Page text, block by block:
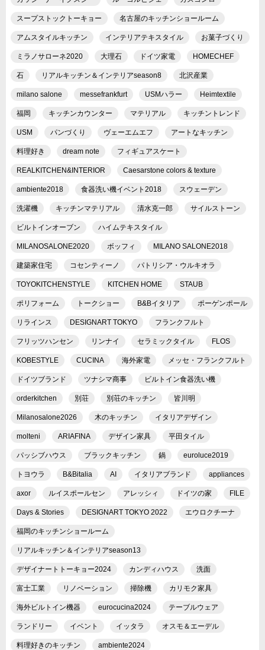
スープストックトーキョー 名古屋のキッチンショールーム
アムスタイルキッチン インテリアテキスタイル お菓子づくり
ミラノサローネ2020 大理石 ドイツ家電 HOMECHEF
石 リアルキッチン＆インテリアseason8 北沢産業
milano salone messefrankfurt USMハラー Heimtextile
福岡 キッチンカウンター マテリアル キッチントレンド
USM パンづくり ヴェーエムエフ アートなキッチン
料理好き dream note フィギュアスケート
REALKITCHEN&INTERIOR Caesarstone colors & texture
ambiente2018 食器洗い機イベント2018 スウェーデン
洗濯機 キッチンマテリアル 清水克一郎 サイルストーン
ビルトインオーブン ハイムテキスタイル
MILANOSALONE2020 ボッフィ MILANO SALONE2018
建築家住宅 コセンティーノ パトリシア・ウルキオラ
TOYOKITCHENSTYLE KITCHEN HOME STAUB
ポリフォーム トークショー B&Bイタリア ポーゲンポール
リラインス DESIGNART TOKYO フランクフルト
フリッツハンセン リンナイ セラミックタイル FLOS
KOBESTYLE CUCINA 海外家電 メッセ・フランクフルト
ドイツブランド ツナシマ商事 ビルトイン食器洗い機
orderkitchen 別荘 別荘のキッチン 皆川明
Milanosalone2026 木のキッチン イタリアデザイン
molteni ARIAFINA デザイン家具 平田タイル
パッシブハウス ブラックキッチン 鍋 euroluce2019
トヨウラ B&Bitalia AI イタリアブランド appliances
axor ルイスポールセン アレッシィ ドイツの家 FILE
Days & Stories DESIGNART TOKYO 2022 エウロクチーナ
福岡のキッチンショールーム
リアルキッチン＆インテリアseason13
デザイナートトーキョー2024 カンディハウス 洗面
富士工業 リノベーション 掃除機 カリモク家具
海外ビルトイン機器 eurocucina2024 テーブルウェア
ランドリー イベント イッタラ オスモ＆エーデル
料理好きのキッチン ambiente2024